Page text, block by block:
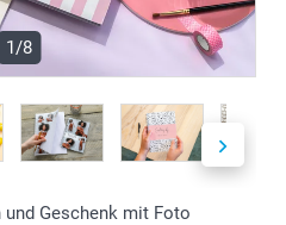
1/8
Geschenk mit Foto